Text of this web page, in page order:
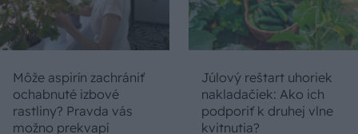
Môže aspirín zachrániť
ochabnuté izbové
rastliny? Pravda vás
možno prekvapí
Júlový reštart uhoriek
nakladačiek: Ako ich
podporiť k druhej vlne
kvitnutia?